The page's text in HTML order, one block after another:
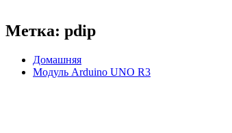
Метка: pdip
Домашняя
Модуль Arduino UNO R3